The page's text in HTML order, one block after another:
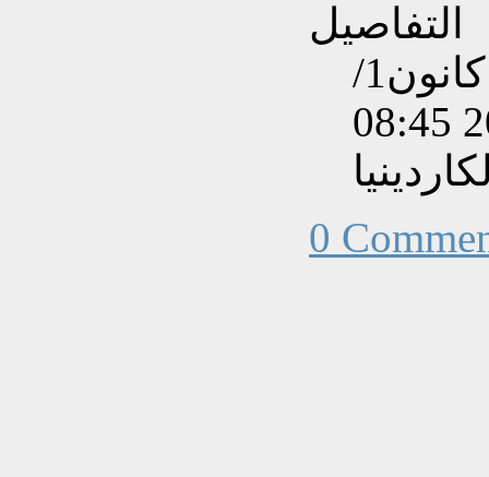
التفاصيل
تم إنشاءه بتاريخ السبت, 14 كانون1/
0